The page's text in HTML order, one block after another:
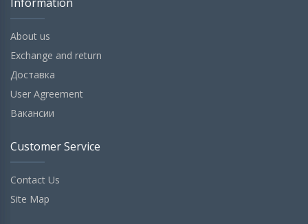
About us
Exchange and return
Доставка
User Agreement
Вакансии
Customer Service
Contact Us
Site Map